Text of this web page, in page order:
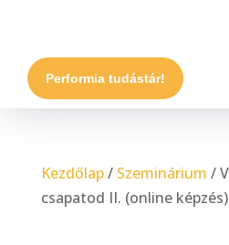
Performia tudástár!
Kezdőlap/ Szeminárium /
csapatod II. (online